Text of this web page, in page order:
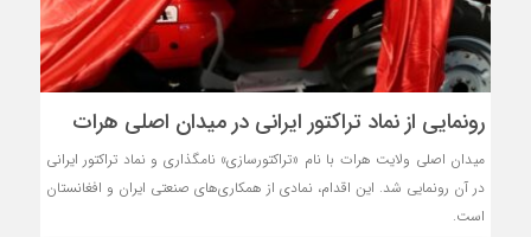
رونمایی از نماد تراکتور ایرانی در میدان اصلی هرات
میدان اصلی ولایت هرات با نام «تراکتورسازی» نامگذاری و نماد تراکتور ایرانی
در آن رونمایی شد. این اقدام، نمادی از همکاری‌های صنعتی ایران و افغانستان
است.